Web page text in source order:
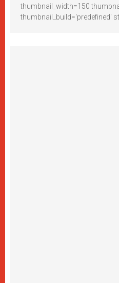
thumbnail_width=150
thumbnail_build='predefined'